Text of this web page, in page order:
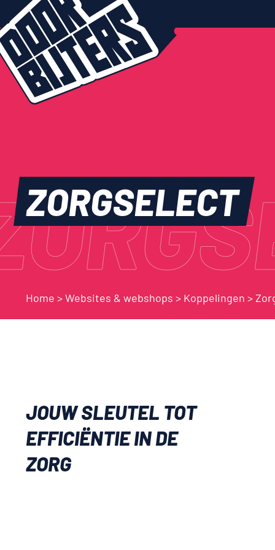
ZORGSELECT
Home >Websites & webshops > Koppelingen >
JOUW SLEUTEL TOT
EFFICIËNTIE IN DE
ZORG